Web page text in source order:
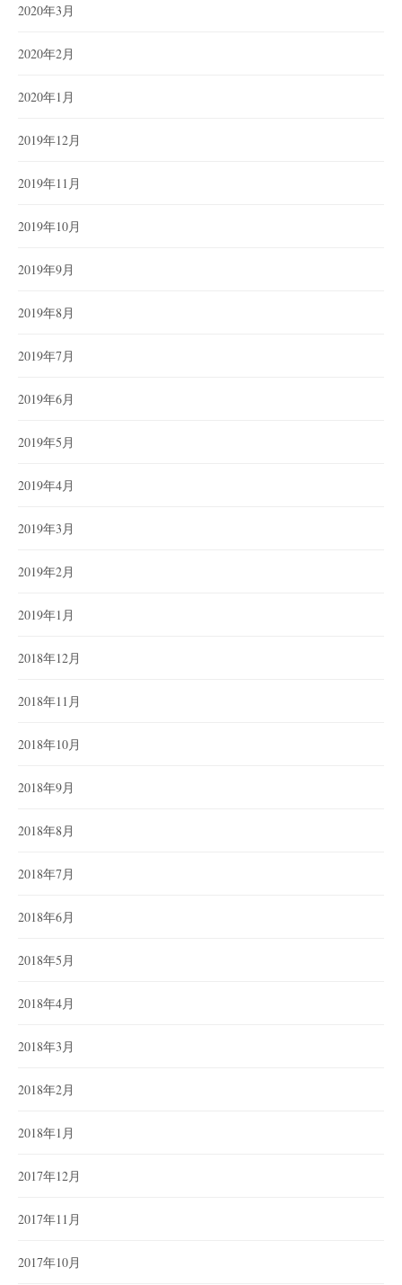
2020年3月
2020年2月
2020年1月
2019年12月
2019年11月
2019年10月
2019年9月
2019年8月
2019年7月
2019年6月
2019年5月
2019年4月
2019年3月
2019年2月
2019年1月
2018年12月
2018年11月
2018年10月
2018年9月
2018年8月
2018年7月
2018年6月
2018年5月
2018年4月
2018年3月
2018年2月
2018年1月
2017年12月
2017年11月
2017年10月